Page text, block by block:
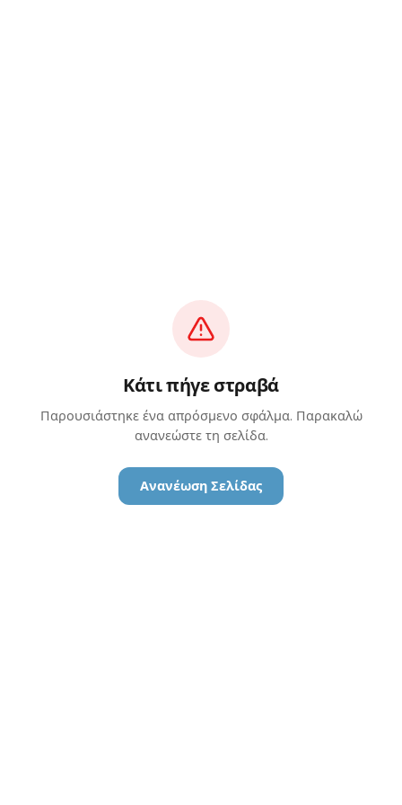
Κάτι πήγε στραβά
Παρουσιάστηκε ένα απρόσμενο σφάλμα. Παρακαλώ
ανανεώστε τη σελίδα.
Ανανέωση Σελίδας